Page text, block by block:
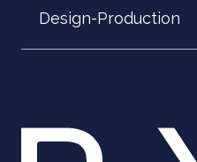
Design-Production